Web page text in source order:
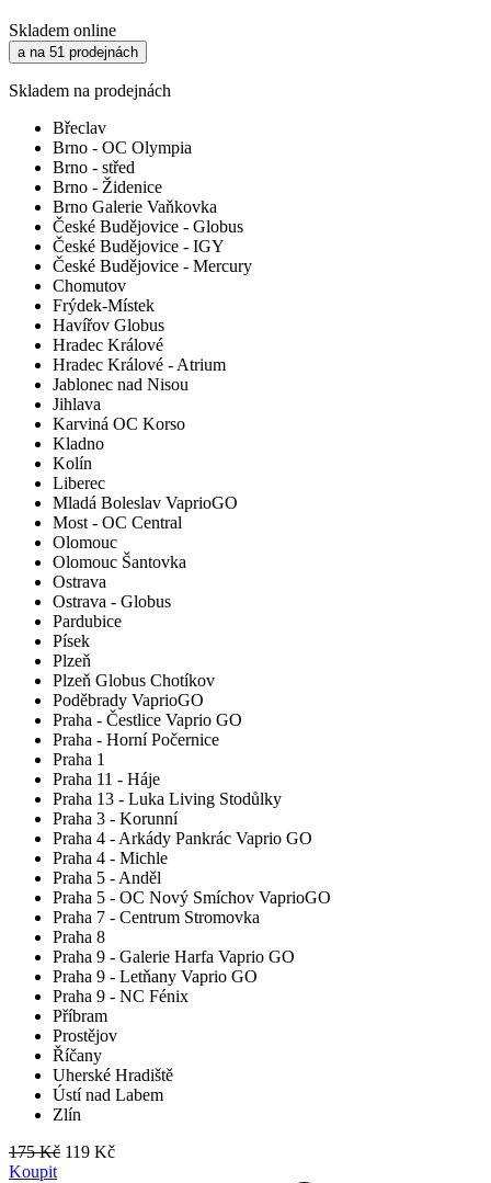
Skladem online
a na 51 prodejnách
Skladem na prodejnách
Břeclav
Brno - OC Olympia
Brno - střed
Brno - Židenice
Brno Galerie Vaňkovka
České Budějovice - Globus
České Budějovice - IGY
České Budějovice - Mercury
Chomutov
Frýdek-Místek
Havířov Globus
Hradec Králové
Hradec Králové - Atrium
Jablonec nad Nisou
Jihlava
Karviná OC Korso
Kladno
Kolín
Liberec
Mladá Boleslav VaprioGO
Most - OC Central
Olomouc
Olomouc Šantovka
Ostrava
Ostrava - Globus
Pardubice
Písek
Plzeň
Plzeň Globus Chotíkov
Poděbrady VaprioGO
Praha - Čestlice Vaprio GO
Praha - Horní Počernice
Praha 1
Praha 11 - Háje
Praha 13 - Luka Living Stodůlky
Praha 3 - Korunní
Praha 4 - Arkády Pankrác Vaprio GO
Praha 4 - Michle
Praha 5 - Anděl
Praha 5 - OC Nový Smíchov VaprioGO
Praha 7 - Centrum Stromovka
Praha 8
Praha 9 - Galerie Harfa Vaprio GO
Praha 9 - Letňany Vaprio GO
Praha 9 - NC Fénix
Příbram
Prostějov
Říčany
Uherské Hradiště
Ústí nad Labem
Zlín
175 Kč 119 Kč
Koupit